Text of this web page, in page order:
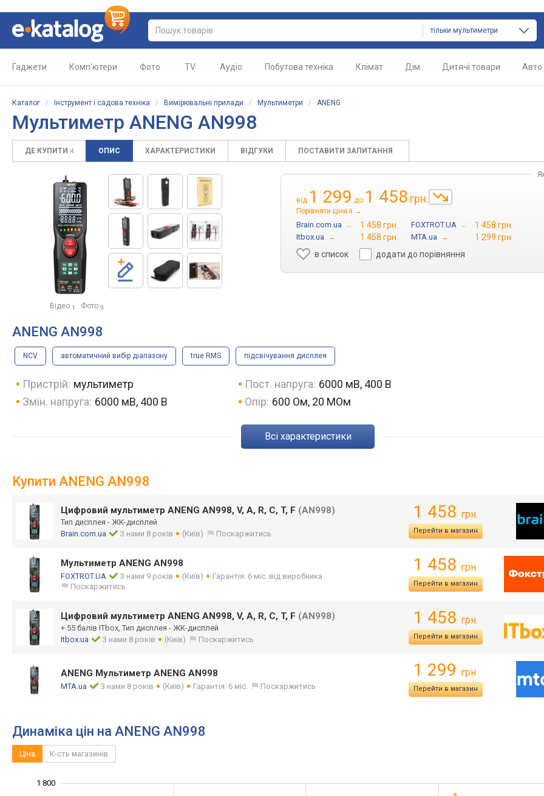
тільки мультиметри
Гаджети Комп'ютери Фото TV Аудіо Побутова техніка Клімат Дім Дитячі товари Авто
Каталог / Інструмент і садова техніка / Вимірювальні прилади / Мультиметри / ANENG
Мультиметр ANENG AN998
ДЕ КУПИТИ 4 ОПИС ХАРАКТЕРИСТИКИ ВІДГУКИ ПОСТАВИТИ ЗАПИТАННЯ
Відео 1 Фото 9
від 1 299 до 1 458 грн.
Порівняти ціни 4 →
Brain.com.ua → 1 458 грн. FOXTROT.UA → 1 458 грн.
Itbox.ua → 1 458 грн. MTA.ua →
1 299 грн.
в список
додати до порівняння
ANENG AN998
NCV автоматичний вибір діапазону true RMS підсвічування дисплея
Пристрій: мультиметр Пост. напруга: 6000 мВ, 400 В
Змін. напруга: 6000 мВ, 400 В Опір: 600 Ом, 20 МОм
Всі характеристики
Купити ANENG AN998
Цифровий мультиметр ANENG AN998, V, A, R, C, T, F (AN998)
Тип дисплея - ЖК-дисплей
Brain.com.ua
З нами 8 років (Київ) Поскаржитись
1 458 грн.
Перейти в магазин
Мультиметр ANENG AN998
FOXTROT.UA З нами 9 років (Київ)
Гарантія: 6 міс. від виробника
Поскаржитись
1 458 грн.
Перейти в магазин
Цифровий мультиметр ANENG AN998, V, A, R, C, T, F (AN998)
+ 55 балів ITbox, Тип дисплея - ЖК-дисплей
Itbox.ua
З нами 8 років (Київ) Поскаржитись
1 458 грн.
Перейти в магазин
ANENG Мультиметр ANENG AN998
MTA.ua З нами 8 років (Київ) Гарантія: 6 міс. Поскаржитись
1 299 грн.
Перейти в магазин
Динаміка цін на ANENG AN998
Ціна К-сть магазинів
1 800